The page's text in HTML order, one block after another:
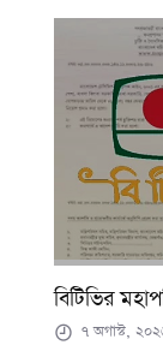
বিটিভির
৭ অগাস্ট,